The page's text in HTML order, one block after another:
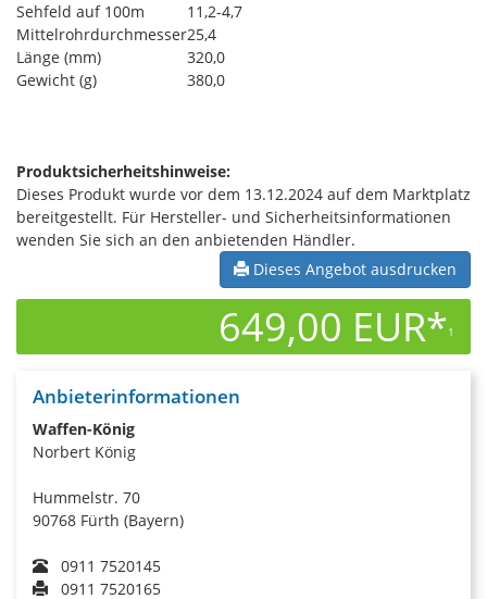
Sehfeld auf 100m
11,2-4,7
Mittelrohrdurchmesser25,4
Länge (mm)
320,0
Gewicht (g)
380,0
Produktsicherheitshinweise:
Dieses Produkt wurde vor dem 13.12.2024 auf dem Marktplatz
bereitgestellt. Für Hersteller- und Sicherheitsinformationen
wenden Sie sich an den anbietenden Händler.
Dieses Angebot ausdrucken
649,00 EUR*1
Anbieterinformationen
Waffen-König
Norbert König
Hummelstr. 70
90768 Fürth (Bayern)
0911 7520145
0911 7520165